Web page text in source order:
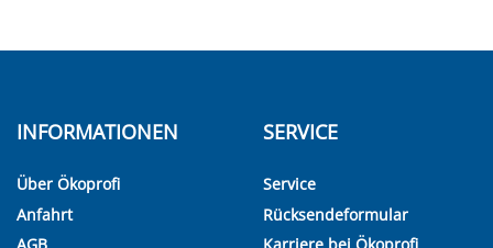
INFORMATIONEN
Über Ökoprofi
Anfahrt
SERVICE
Service
Rücksendeformular